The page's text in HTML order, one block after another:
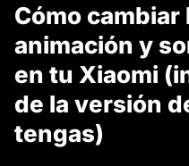
Cómo cambiar
animación y
en tu Xiaomi
de la versión
tengas)